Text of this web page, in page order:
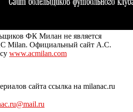
ФК Милан не является
Milan. Официальный сайт A.C.
www.acmilan.com
сайта ссылка на milanac.ru